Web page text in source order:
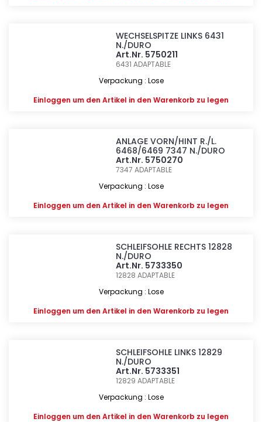
WECHSELSPITZE LINKS 6431
N./DURO
Art.Nr. 5750211
6431ADAPTABLE
Verpackung : Lose
Einloggen um den Artikel in den Warenkorb zu legen
ANLAGE VORN/HINT R./L.
6468/6469 7347 N./DURO
Art.Nr. 5750270
7347ADAPTABLE
Verpackung : Lose
Einloggen um den Artikel in den Warenkorb zu legen
SCHLEIFSOHLE RECHTS 12828
N./DURO
Art.Nr. 5733350
12828ADAPTABLE
Verpackung : Lose
Einloggen um den Artikel in den Warenkorb zu legen
SCHLEIFSOHLE LINKS 12829
N./DURO
Art.Nr. 5733351
12829ADAPTABLE
Verpackung : Lose
Einloggen um den Artikel in den Warenkorb zu legen